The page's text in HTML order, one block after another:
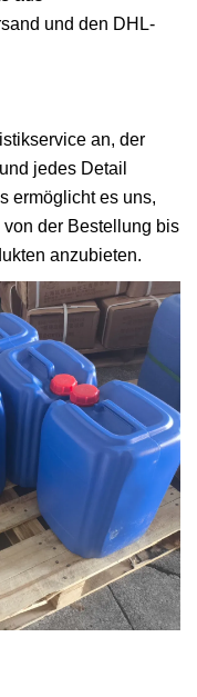
und den DHL-
an, der
jedes Detail
ermöglicht es uns,
von der Bestellung bis
anzubieten.